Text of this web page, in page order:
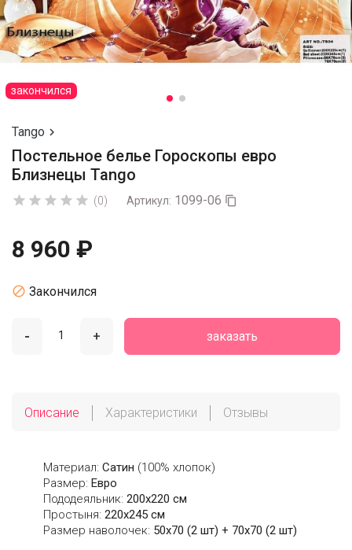
закончился
Tango 
Постельное белье Гороскопы евро
Близнецы Tango
     (0) Артикул: 1099-06 
8 960 ₽
 Закончился
- + заказать
Описание Характеристики Отзывы
Материал: Сатин (100% хлопок)
Размер: Евро
Пододеяльник: 200х220 см
Простыня: 220х245 см
Размер наволочек: 50x70 (2 шт) + 70x70 (2 шт)